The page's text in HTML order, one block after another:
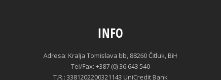
INFO
Adresa: Kralja Tomislava bb, 88260 Čitluk, BiH
Tel/Fax: +387 (0) 36 643 540
T.R.: 3381202200321143 UniCredit Bank